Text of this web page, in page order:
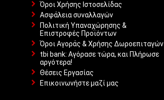
Όροι Χρήσης Ιστοσελίδας
Ασφάλεια συναλλαγών
Πολιτική Υπαναχώρησης &
Επιστροφές Προϊόντων
Όροι Αγοράς & Χρήσης Δωροεπιταγών
tbi bank: Αγόρασε τώρα, και Πλήρωσε
αργότερα!
Θέσεις Εργασίας
Επικοινωνήστε μαζί μας